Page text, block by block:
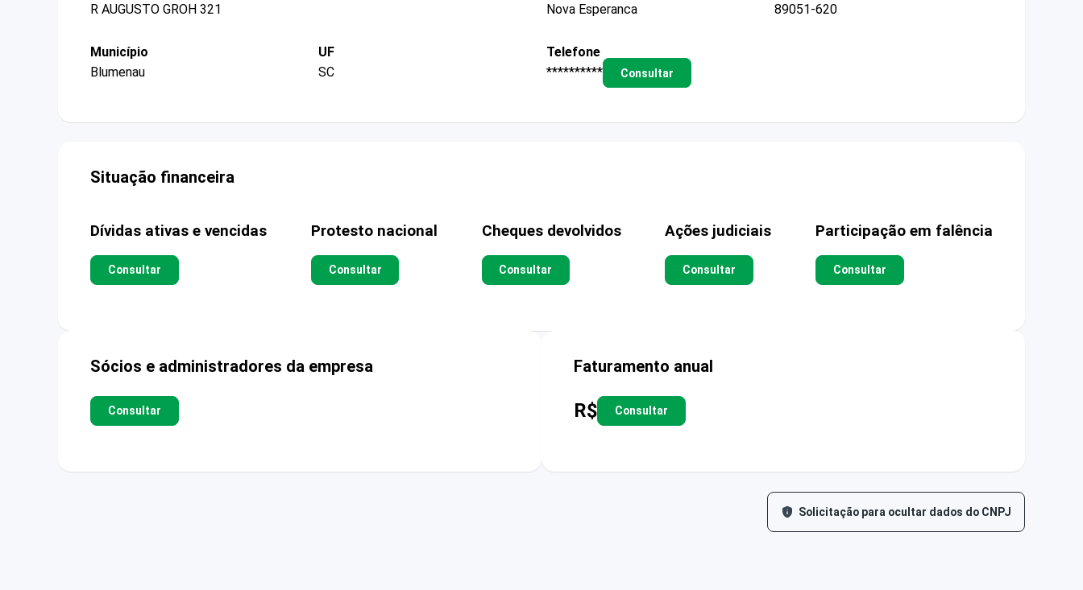
R AUGUSTO GROH 321
Nova Esperanca
89051-620
Município
Blumenau
UF
SC
Telefone
**********
Consultar
Situação financeira
Dívidas ativas e vencidas
Consultar
Protesto nacional
Consultar
Cheques devolvidos
Consultar
Ações judiciais
Consultar
Participação em falência
Consultar
Sócios e administradores da empresa
Consultar
Faturamento anual
R$ Consultar
Solicitação para ocultar dados do CNPJ